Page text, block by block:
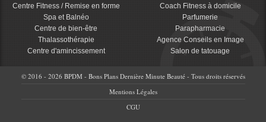
Centre Fitness / Remise en forme
Spa et Balnéo
Centre de bien-être
Thalassothérapie
Centre d'amincissement
Coach Fitness à domicile
Parfumerie
Parapharmacie
Agence Conseils en Image
Salon de tatouage
© 2016 - 2026 BPDM - Bons Plans Dernière Minute Beauté - Tous droits réservés
Mentions Légales
CGU